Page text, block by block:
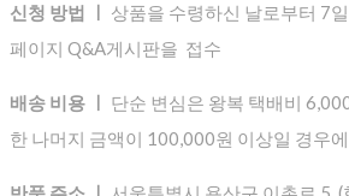
신청 방법 ㅣ 상품을 수령하신 날로부터 7
페이지 Q&A게시판을 접수
배송 비용 ㅣ
단순 변심은 왕복 택배비
한 나머지 금액이 100,000원 이상일 경우